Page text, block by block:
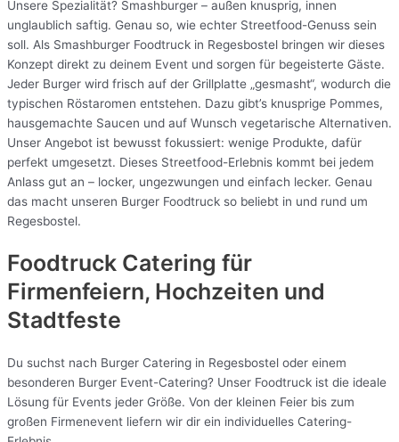
Unsere Spezialität? Smashburger – außen knusprig, innen
unglaublich saftig. Genau so, wie echter Streetfood-Genuss sein
soll. Als Smashburger Foodtruck in Regesbostel bringen wir dieses
Konzept direkt zu deinem Event und sorgen für begeisterte Gäste.
Jeder Burger wird frisch auf der Grillplatte „gesmasht“, wodurch die
typischen Röstaromen entstehen. Dazu gibt’s knusprige Pommes,
hausgemachte Saucen und auf Wunsch vegetarische Alternativen.
Unser Angebot ist bewusst fokussiert: wenige Produkte, dafür
perfekt umgesetzt. Dieses Streetfood-Erlebnis kommt bei jedem
Anlass gut an – locker, ungezwungen und einfach lecker. Genau
das macht unseren Burger Foodtruck so beliebt in und rund um
Regesbostel.
Foodtruck Catering für
Firmenfeiern, Hochzeiten und
Stadtfeste
Du suchst nach Burger Catering in Regesbostel oder einem
besonderen Burger Event-Catering? Unser Foodtruck ist die ideale
Lösung für Events jeder Größe. Von der kleinen Feier bis zum
großen Firmenevent liefern wir dir ein individuelles Catering-